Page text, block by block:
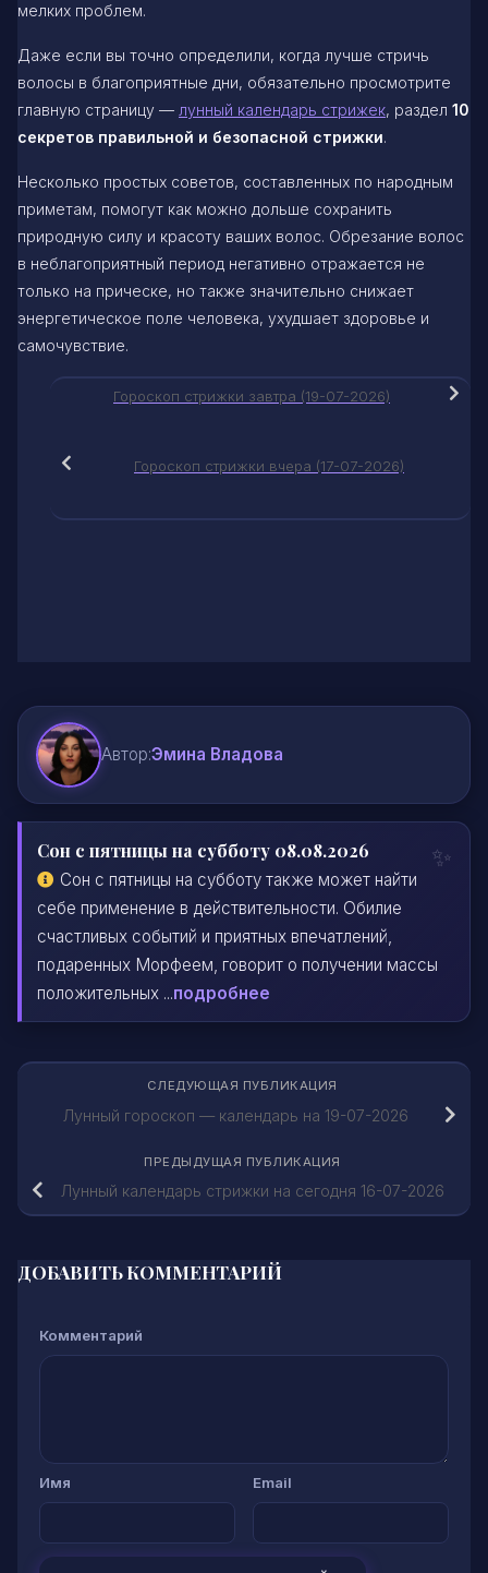
мелких проблем.
Даже если вы точно определили, когда лучше стричь
волосы в благоприятные дни, обязательно просмотрите
главную страницу — лунный календарь стрижек, раздел 10
секретов правильной и безопасной стрижки.
Несколько простых советов, составленных по народным
приметам, помогут как можно дольше сохранить
природную силу и красоту ваших волос. Обрезание волос
в неблагоприятный период негативно отражается не
только на прическе, но также значительно снижает
энергетическое поле человека, ухудшает здоровье и
самочувствие.
Гороскоп стрижки завтра (19-07-2026)
Гороскоп стрижки вчера (17-07-2026)
Автор:Эмина Владова
Сон с пятницы на субботу 08.08.2026
Сон с пятницы на субботу также может найти
себе применение в действительности. Обилие
счастливых событий и приятных впечатлений,
подаренных Морфеем, говорит о получении массы
положительных ...подробнее
СЛЕДУЮЩАЯ ПУБЛИКАЦИЯ
Лунный гороскоп — календарь на 19-07-2026
ПРЕДЫДУЩАЯ ПУБЛИКАЦИЯ
Лунный календарь стрижки на сегодня 16-07-2026
ДОБАВИТЬ КОММЕНТАРИЙ
Комментарий
Имя Email